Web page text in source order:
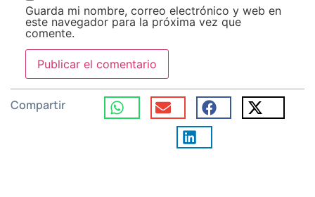
Guarda mi nombre, correo electrónico y web en
este navegador para la próxima vez que
comente.
Compartir